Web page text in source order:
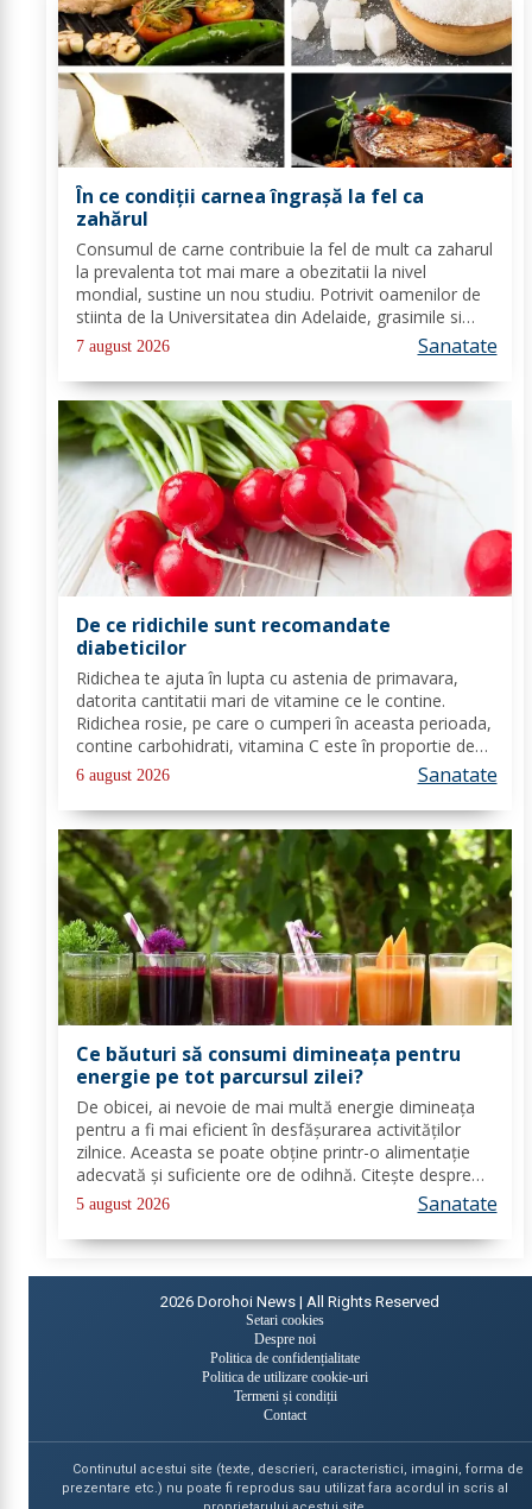
În ce condiții carnea îngrașă la fel ca
zahărul
Consumul de carne contribuie la fel de mult ca zaharul
la prevalenta tot mai mare a obezitatii la nivel
mondial, sustine un nou studiu. Potrivit oamenilor de
stiinta de la Universitatea din Adelaide, grasimile si
carbohidratii ne pot oferi suficienta energie pentru a
satisface cererile...
7 august 2026 Sanatate
De ce ridichile sunt recomandate
diabeticilor
Ridichea te ajuta în lupta cu astenia de primavara,
datorita cantitatii mari de vitamine ce le contine.
Ridichea rosie, pe care o cumperi în aceasta perioada,
contine carbohidrati, vitamina C este în proportie de
25%, vitamina B, acid folic, potasiu, magneziu si multe
alte componente ce-ti sunt de...
6 august 2026 Sanatate
Ce băuturi să consumi dimineața pentru
energie pe tot parcursul zilei?
De obicei, ai nevoie de mai multă energie dimineața
pentru a fi mai eficient în desfășurarea activităților
zilnice. Aceasta se poate obține printr-o alimentație
adecvată și suficiente ore de odihnă. Citește despre
băuturile care pot oferi energie dimineața. În general,
oamenii aleg să bea cafea...
5 august 2026 Sanatate
2026 Dorohoi News | All Rights Reserved
Setari cookies
Despre noi
Politica de confidențialitate
Politica de utilizare cookie-uri
Termeni și condiții
Contact
Continutul acestui site (texte, descrieri, caracteristici, imagini, forma de
prezentare etc.) nu poate fi reprodus sau utilizat fara acordul in scris al